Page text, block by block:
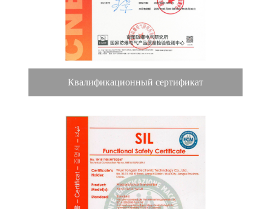
Квалификационный сертификат